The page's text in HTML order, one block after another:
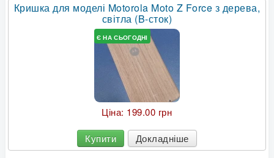
Кришка для моделі Motorola Moto Z Force з дерева,
світла (B-сток)
Є НА СЬОГОДНІ
Ціна: 199.00 грн
Купити Докладніше